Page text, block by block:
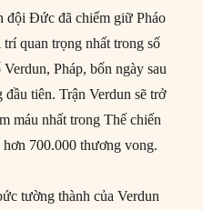
đội Đức đã chiếm giữ Pháo
quan trọng nhất trong số
Pháp, bốn ngày sau
tiên. Trận Verdun sẽ trở
máu nhất trong Thế chiến
700.000 thương vong.
tường thành của Verdun